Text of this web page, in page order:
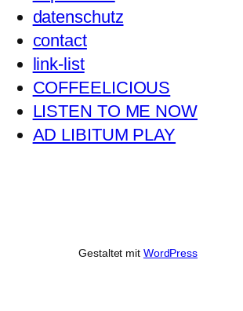
datenschutz
contact
link-list
COFFEELICIOUS
LISTEN TO ME NOW
AD LIBITUM PLAY
Gestaltet mit WordPress